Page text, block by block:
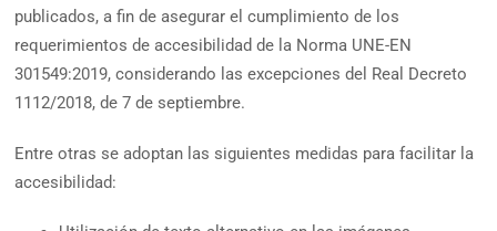
publicados, a fin de asegurar el cumplimiento de los
requerimientos de accesibilidad de la Norma UNE-EN
301549:2019, considerando las excepciones del Real Decreto
1112/2018, de 7 de septiembre.
Entre otras se adoptan las siguientes medidas para facilitar la
accesibilidad: